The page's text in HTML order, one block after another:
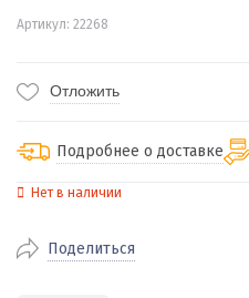
Артикул: 22268
Отложить
Подробнее о доставке
доставка
Наличными при
Нет в наличии
Поделиться